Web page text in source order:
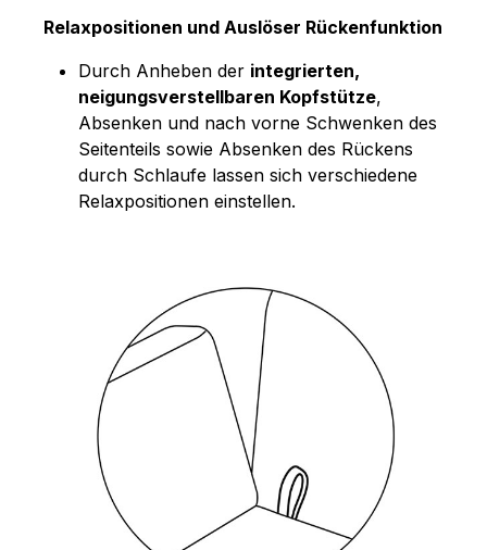
Relaxpositionen und Auslöser Rückenfunktion
Durch Anheben der integrierten,
neigungsverstellbaren Kopfstütze,
Absenken und nach vorne Schwenken des
Seitenteils sowie Absenken des Rückens
durch Schlaufe lassen sich verschiedene
Relaxpositionen einstellen.